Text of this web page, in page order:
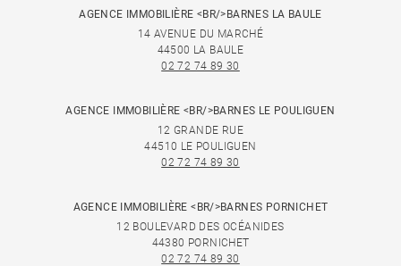
AGENCE IMMOBILIÈRE <BR/>BARNES LA BAULE
14 AVENUE DU MARCHÉ
44500 LA BAULE
02 72 74 89 30
AGENCE IMMOBILIÈRE <BR/>BARNES LE POULIGUEN
12 GRANDE RUE
44510 LE POULIGUEN
02 72 74 89 30
AGENCE IMMOBILIÈRE <BR/>BARNES PORNICHET
12 BOULEVARD DES OCÉANIDES
44380 PORNICHET
02 72 74 89 30